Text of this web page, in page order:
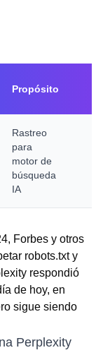
Propósito
Rastreo
para
motor de
búsqueda
IA
Forbes y otros
robots.txt y
respondió
de hoy, en
sigue siendo
Perplexity